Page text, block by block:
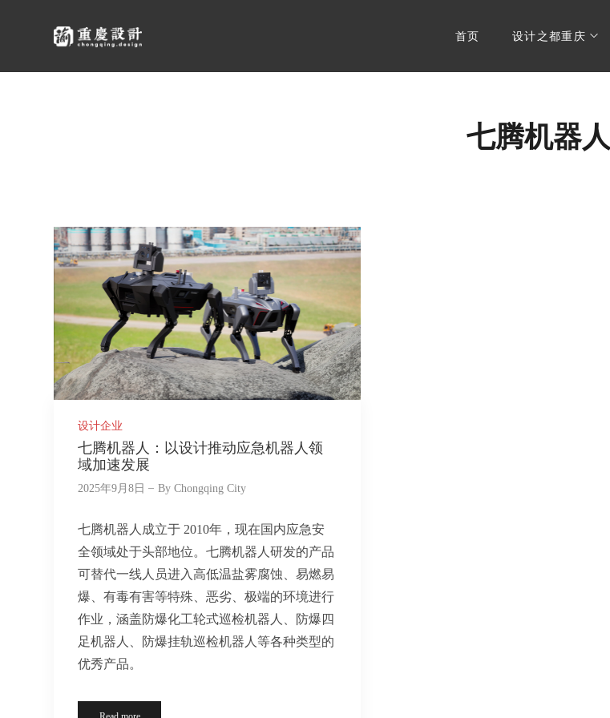
首页 设计之都重庆
七腾机器人
设计企业
七腾机器人：以设计推动应急机器人领
域加速发展
2025年9月8日 By Chongqing City
七腾机器人成立于 2010年，现在国内应急安
全领域处于头部地位。七腾机器人研发的产品
可替代一线人员进入高低温盐雾腐蚀、易燃易
爆、有毒有害等特殊、恶劣、极端的环境进行
作业，涵盖防爆化工轮式巡检机器人、防爆四
足机器人、防爆挂轨巡检机器人等各种类型的
优秀产品。